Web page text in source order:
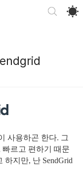
사용하곤 한다. 그
르고 편하기 때문
하지만, 난 SendGrid